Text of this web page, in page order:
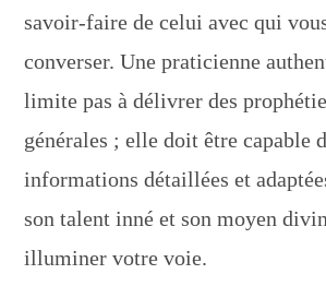
savoir-faire de celui avec qui
converser. Une praticienne
limite pas à délivrer des
générales ; elle doit être capable
informations détaillées et
son talent inné et son moyen
illuminer votre voie.